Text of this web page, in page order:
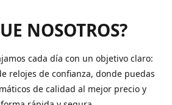
NOSOTROS?
cada día con un objetivo claro:
relojes de confianza, donde puedas
de calidad al mejor precio y